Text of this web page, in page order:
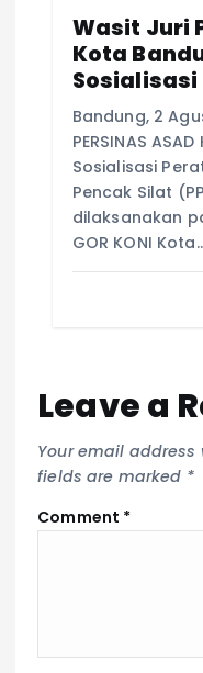
Wasit Juri
Kota
Sosialisasi
Bandung, 2
PERSINAS
Sosialisasi
Pencak Silat
dilaksanakan
GOR KONI
Leave a
Your email
fields are marked *
Comment *